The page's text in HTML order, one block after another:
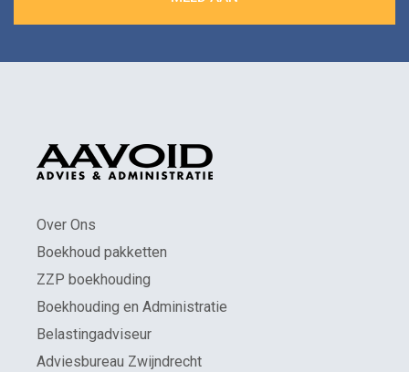
Over Ons
Boekhoud pakketten
ZZP boekhouding
Boekhouding en Administratie
Belastingadviseur
Adviesbureau Zwijndrecht